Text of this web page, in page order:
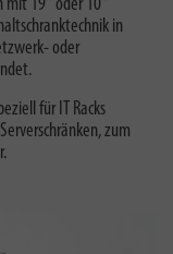
mit 19" oder 10"
in
oder
für IT Racks
zum
.